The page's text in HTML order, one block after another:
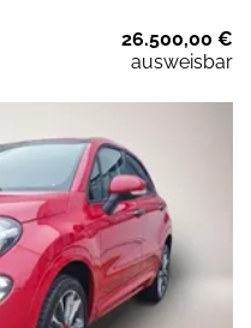
26.500,00 €
ausweisbar